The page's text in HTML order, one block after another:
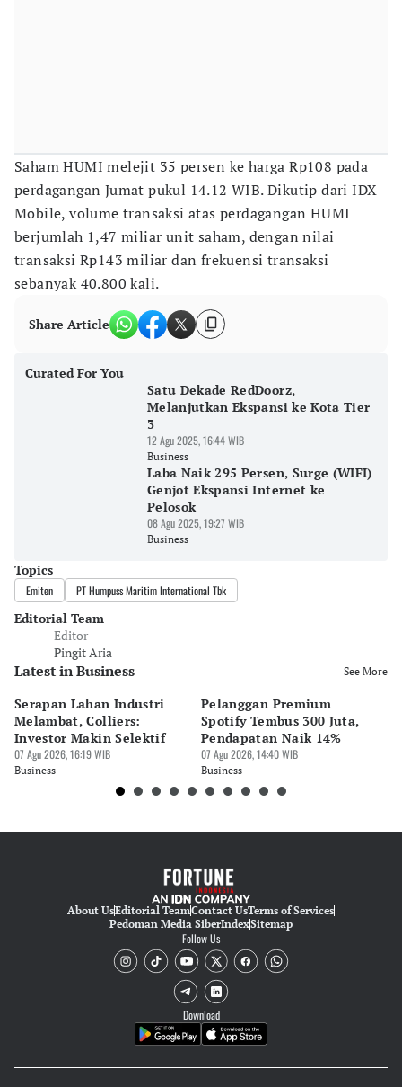
Saham HUMI melejit 35 persen ke harga Rp108 pada
perdagangan Jumat pukul 14.12 WIB. Dikutip dari IDX
Mobile, volume transaksi atas perdagangan HUMI
berjumlah 1,47 miliar unit saham, dengan nilai
transaksi Rp143 miliar dan frekuensi transaksi
sebanyak 40.800 kali.
Share Article
Curated For You
Satu Dekade RedDoorz,
Melanjutkan Ekspansi ke Kota Tier
3
12 Agu 2025, 16:44 WIB
Business
Laba Naik 295 Persen, Surge (WIFI)
Genjot Ekspansi Internet ke
Pelosok
08 Agu 2025, 19:27 WIB
Business
Topics
Emiten PT Humpuss Maritim International Tbk
Editorial Team
Editor
Pingit Aria
Latest in Business See More
Serapan Lahan Industri
Melambat, Colliers:
Investor Makin Selektif
07 Agu 2026, 16:19 WIB
Business
Pelanggan Premium
Spotify Tembus 300 Juta,
Pendapatan Naik 14%
07 Agu 2026, 14:40 WIB
Business
About UsEditorial TeamContact UsTerms of Services
Pedoman Media SiberIndexSitemap
Follow Us
Download